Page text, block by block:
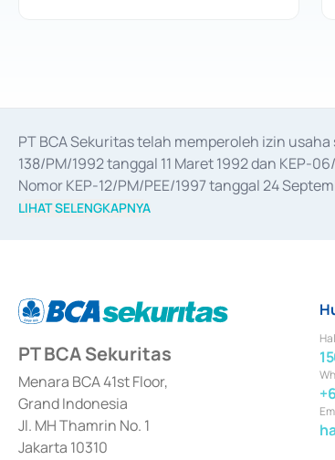
PT BCA Sekuritas telah memperoleh izin
138/PM/1992 tanggal 11 Maret 1992 dan KEP-
Nomor KEP-12/PM/PEE/1997 tanggal 24
merger, akuisisi, divestasi, dan
LIHAT SELENGKAPNYA
PT BCA Sekuritas
Menara BCA 41st Floor,
Grand Indonesia
Jl. MH Thamrin No. 1
Jakarta 10310